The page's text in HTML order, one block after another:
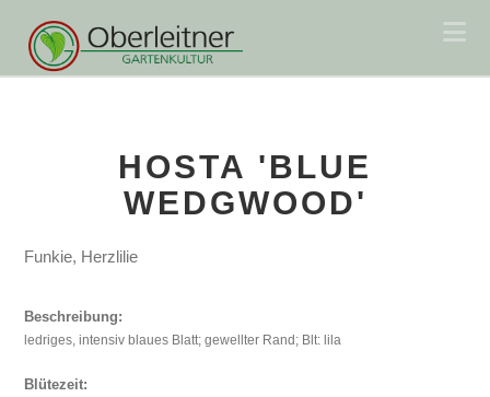
HOSTA 'BLUE
WEDGWOOD'
Funkie, Herzlilie
Beschreibung:
ledriges, intensiv blaues Blatt; gewellter Rand; Blt: lila
Blütezeit: